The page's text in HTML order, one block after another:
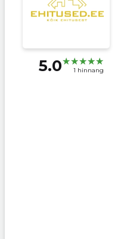
5.0 1 hinnang